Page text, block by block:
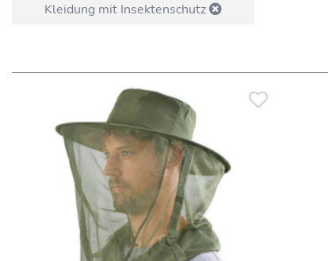
Kleidung mit Insektenschutz